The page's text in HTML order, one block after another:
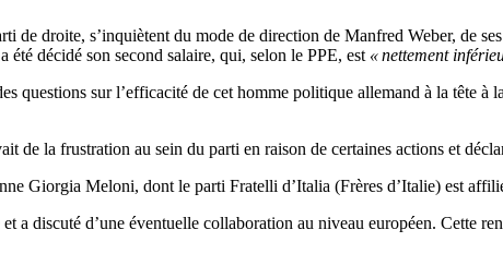
de droite, s’inquiètent du mode de direction de Manfred Weber, de
décidé son second salaire, qui, selon le PPE, est « nettement
questions sur l’efficacité de cet homme politique allemand à la
la frustration au sein du parti en raison de certaines actions et
Giorgia Meloni, dont le parti Fratelli d’Italia (Frères d’Italie) est
discuté d’une éventuelle collaboration au niveau européen. Cette